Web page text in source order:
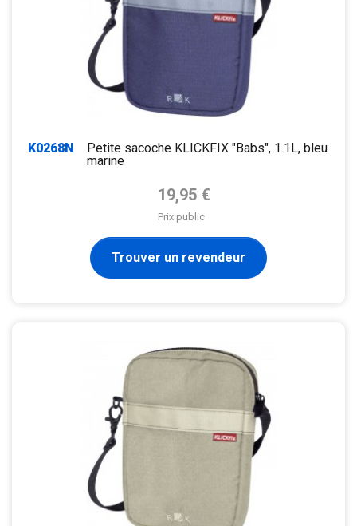
K0268N
Petite sacoche KLICKFIX "Babs", 1.1L, bleu
marine
Prix de base
19,95 €
Prix public
Trouver un revendeur